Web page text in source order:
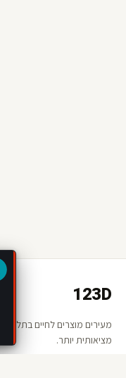
123D
מעירים מוצרים לחיים בתלת
מציאותית יותר.